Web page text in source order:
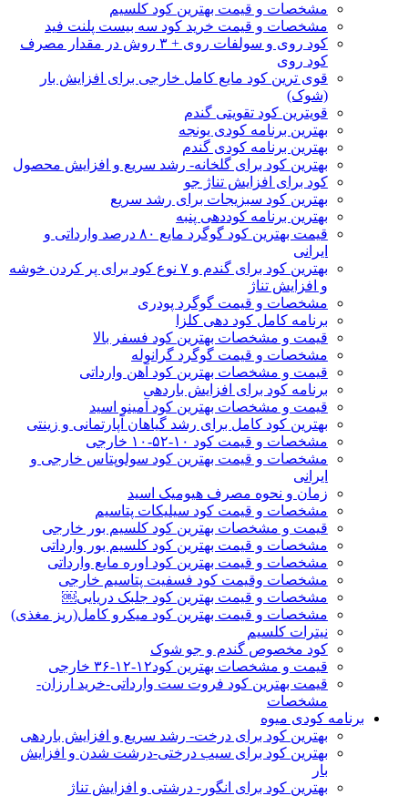
مشخصات و قیمت بهترین کود کلسیم
مشخصات و قیمت خرید کود سه بیست پلنت فید
کود روی و سولفات روی + ۳ روش در مقدار مصرف
کود روی
قوی ترین کود مایع کامل خارجی برای افزایش بار
(شوک)
قویترین کود تقویتی گندم
بهترین برنامه کودی یونجه
بهترین برنامه کودی گندم
بهترین کود برای گلخانه- رشد سریع و افزایش محصول
کود برای افزایش تناژ جو
بهترین کود سبزیجات برای رشد سریع
بهترین برنامه کوددهی پنبه
قیمت بهترین کود گوگرد مایع ۸۰ درصد وارداتی و
ایرانی
بهترین کود برای گندم و ۷ نوع کود برای پر کردن خوشه
و افزایش تناژ
مشخصات و قیمت گوگرد پودری
برنامه کامل کود دهی کلزا
قیمت و مشخصات بهترین کود فسفر بالا
مشخصات و قیمت گوگرد گرانوله
قیمت و مشخصات بهترین کود آهن وارداتی
برنامه کود برای افزایش باردهی
قیمت و مشخصات بهترین کود آمینو اسید
بهترین کود کامل برای رشد گیاهان آپارتمانی و زینتی
مشخصات و قیمت کود ۱۰-۵۲-۱۰ خارجی
مشخصات و قیمت بهترین کود سولوپتاس خارجی و
ایرانی
زمان و نحوه مصرف هیومیک اسید
مشخصات و قیمت کود سیلیکات پتاسیم
قیمت و مشخصات بهترین کود کلسیم بور خارجی
مشخصات و قیمت بهترین کود کلسیم بور وارداتی
مشخصات و قیمت بهترین کود اوره مایع وارداتی
مشخصات وقیمت کود فسفیت پتاسیم خارجی
مشخصات و قیمت بهترین کود جلبک دریایی￼
مشخصات و قیمت بهترین کود میکرو کامل(ریز مغذی)
نیترات کلسیم
کود مخصوص گندم و جو شوک
قیمت و مشخصات بهترین کود۱۲-۱۲-۳۶ خارجی
قیمت بهترین کود فروت ست وارداتی-خرید ارزان-
مشخصات
برنامه کودی میوه
بهترین کود برای درخت- رشد سریع و افزایش باردهی
بهترین کود برای سیب درختی-درشت شدن و افزایش
بار
بهترین کود برای انگور- درشتی و افزایش تناژ